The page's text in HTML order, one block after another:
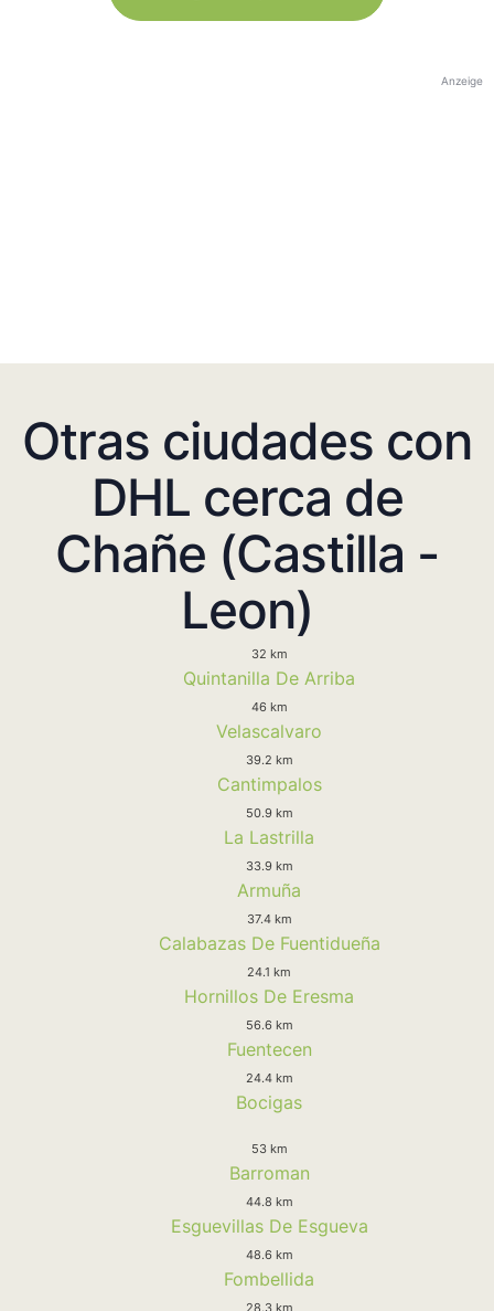
Anzeige
Otras ciudades con
DHL cerca de
Chañe (Castilla -
Leon)
32 km
Quintanilla De Arriba
46 km
Velascalvaro
39.2 km
Cantimpalos
50.9 km
La Lastrilla
33.9 km
Armuña
37.4 km
Calabazas De Fuentidueña
24.1 km
Hornillos De Eresma
56.6 km
Fuentecen
24.4 km
Bocigas
53 km
Barroman
44.8 km
Esguevillas De Esgueva
48.6 km
Fombellida
28.3 km